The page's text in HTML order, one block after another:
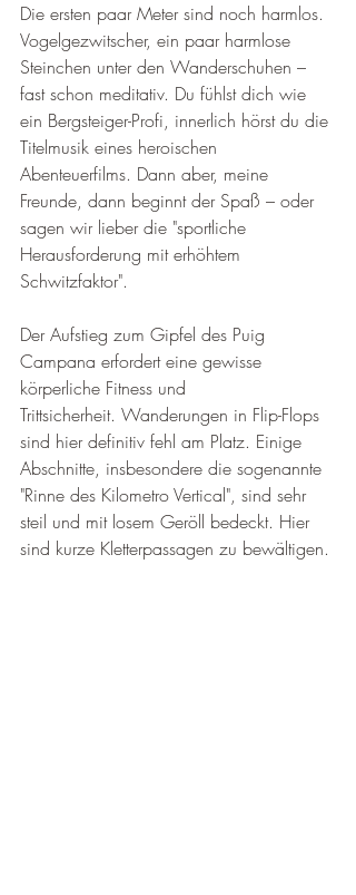
Die ersten paar Meter sind noch harmlos.
Vogelgezwitscher, ein paar harmlose
Steinchen unter den Wanderschuhen –
fast schon meditativ. Du fühlst dich wie
ein Bergsteiger-Profi, innerlich hörst du die
Titelmusik eines heroischen
Abenteuerfilms. Dann aber, meine
Freunde, dann beginnt der Spaß – oder
sagen wir lieber die "sportliche
Herausforderung mit erhöhtem
Schwitzfaktor".
Der Aufstieg zum Gipfel des Puig
Campana erfordert eine gewisse
körperliche Fitness und
Trittsicherheit. Wanderungen in Flip-Flops
sind hier definitiv fehl am Platz. Einige
Abschnitte, insbesondere die sogenannte
"Rinne des Kilometro Vertical", sind sehr
steil und mit losem Geröll bedeckt. Hier
sind kurze Kletterpassagen zu bewältigen.